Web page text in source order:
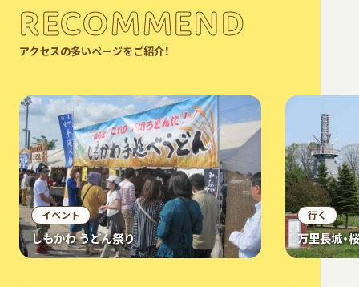
RECOMMEND
アクセスの多いページをご紹介！
イベント
しもかわ うどん祭り
行く
万里長城・